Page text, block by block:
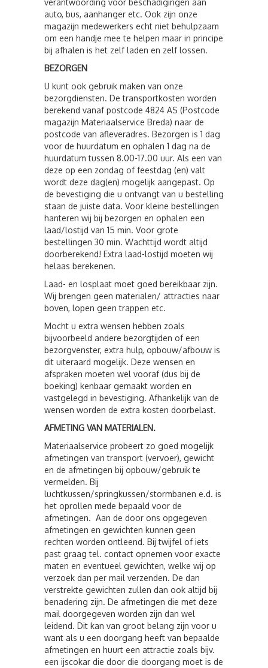
verantwoording voor beschadigingen aan
auto, bus, aanhanger etc. Ook zijn onze
magazijn medewerkers echt niet behulpzaam
om een handje mee te helpen maar in principe
bij afhalen is het zelf laden en zelf lossen.
BEZORGEN
U kunt ook gebruik maken van onze
bezorgdiensten. De transportkosten worden
berekend vanaf postcode 4824 AS (Postcode
magazijn Materiaalservice Breda) naar de
postcode van afleveradres. Bezorgen is 1 dag
voor de huurdatum en ophalen 1 dag na de
huurdatum tussen 8.00-17.00 uur. Als een van
deze op een zondag of feestdag (en) valt
wordt deze dag(en) mogelijk aangepast. Op
de bevestiging die u ontvangt van u bestelling
staan de juiste data. Voor kleine bestellingen
hanteren wij bij bezorgen en ophalen een
laad/lostijd van 15 min. Voor grote
bestellingen 30 min. Wachttijd wordt altijd
doorberekend! Extra laad-lostijd moeten wij
helaas berekenen.
Laad- en losplaat moet goed bereikbaar zijn.
Wij brengen geen materialen/ attracties naar
boven, lopen geen trappen etc.
Mocht u extra wensen hebben zoals
bijvoorbeeld andere bezorgtijden of een
bezorgvenster, extra hulp, opbouw/afbouw is
dit uiteraard mogelijk. Deze wensen en
afspraken moeten wel vooraf (dus bij de
boeking) kenbaar gemaakt worden en
vastgelegd in bevestiging. Afhankelijk van de
wensen worden de extra kosten doorbelast.
AFMETING VAN MATERIALEN.
Materiaalservice probeert zo goed mogelijk
afmetingen van transport (vervoer), gewicht
en de afmetingen bij opbouw/gebruik te
vermelden. Bij
luchtkussen/springkussen/stormbanen e.d. is
het oprollen mede bepaald voor de
afmetingen. Aan de door ons opgegeven
afmetingen en gewichten kunnen geen
rechten worden ontleend. Bij twijfel of iets
past graag tel. contact opnemen voor exacte
maten en eventueel gewichten, welke wij op
verzoek dan per mail verzenden. De dan
verstrekte gewichten zullen dan ook altijd bij
benadering zijn. De afmetingen die met deze
mail doorgegeven worden zijn dan wel
leidend. Dit kan van groot belang zijn voor u
want als u een doorgang heeft van bepaalde
afmetingen en huurt een attractie zoals bijv.
een ijscokar die door die doorgang moet is de